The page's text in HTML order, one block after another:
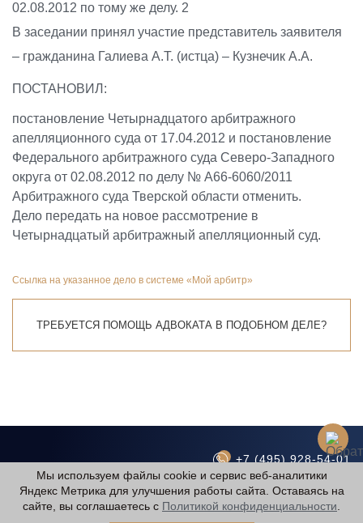
02.08.2012 по тому же делу. 2
В заседании принял участие представитель заявителя
– гражданина Галиева А.Т. (истца) – Кузнечик А.А.
ПОСТАНОВИЛ:
постановление Четырнадцатого арбитражного
апелляционного суда от 17.04.2012 и постановление
Федерального арбитражного суда Северо-Западного
округа от 02.08.2012 по делу № А66-6060/2011
Арбитражного суда Тверской области отменить.
Дело передать на новое рассмотрение в
Четырнадцатый арбитражный апелляционный суд.
Ссылка на указанное дело в системе «Мой арбитр»
ТРЕБУЕТСЯ ПОМОЩЬ АДВОКАТА В ПОДОБНОМ ДЕЛЕ?
+7 (495) 928-54-01
advokat@kuznechik.org
Политика конфиденциальности
Мы используем файлы cookie и сервис веб-аналитики
Яндекс Метрика для улучшения работы сайта. Оставаясь на
сайте, вы соглашаетесь с Политикой конфиденциальности